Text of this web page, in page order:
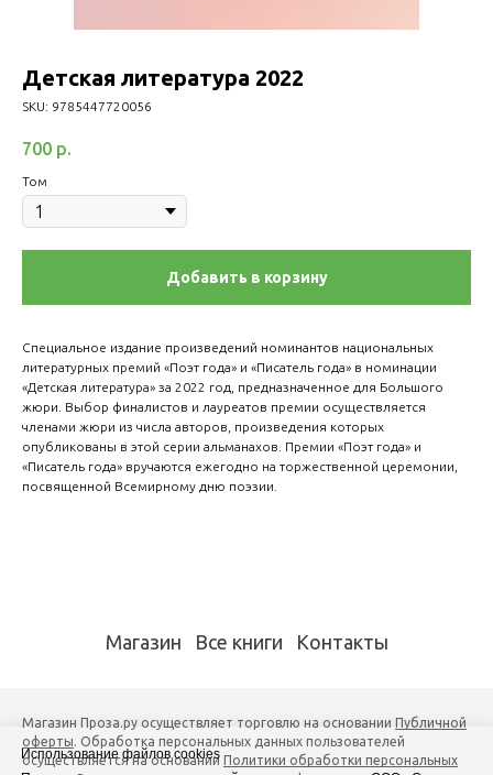
Детская литература 2022
SKU: 9785447720056
700 р.
Том
Добавить в корзину
Специальное издание произведений номинантов национальных
литературных премий «Поэт года» и «Писатель года» в номинации
«Детская литература» за 2022 год, предназначенное для Большого
жюри. Выбор финалистов и лауреатов премии осуществляется
членами жюри из числа авторов, произведения которых
опубликованы в этой серии альманахов. Премии «Поэт года» и
«Писатель года» вручаются ежегодно на торжественной церемонии,
посвященной Всемирному дню поэзии.
Использование файлов cookies
Магазин Все книги Контакты
Магазин Проза.ру осуществляет торговлю на основании Публичной
оферты. Обработка персональных данных пользователей
осуществляется на основании Политики обработки персональных